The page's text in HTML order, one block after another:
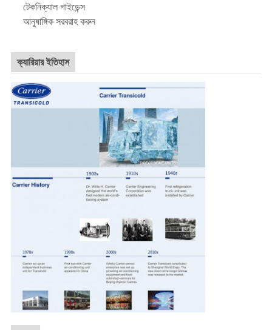
টেকনিক্যাল গাইডেন্স
আনুষাঙ্গিক সরবরাহ করুন
ক্যারিয়ার ইতিহাস